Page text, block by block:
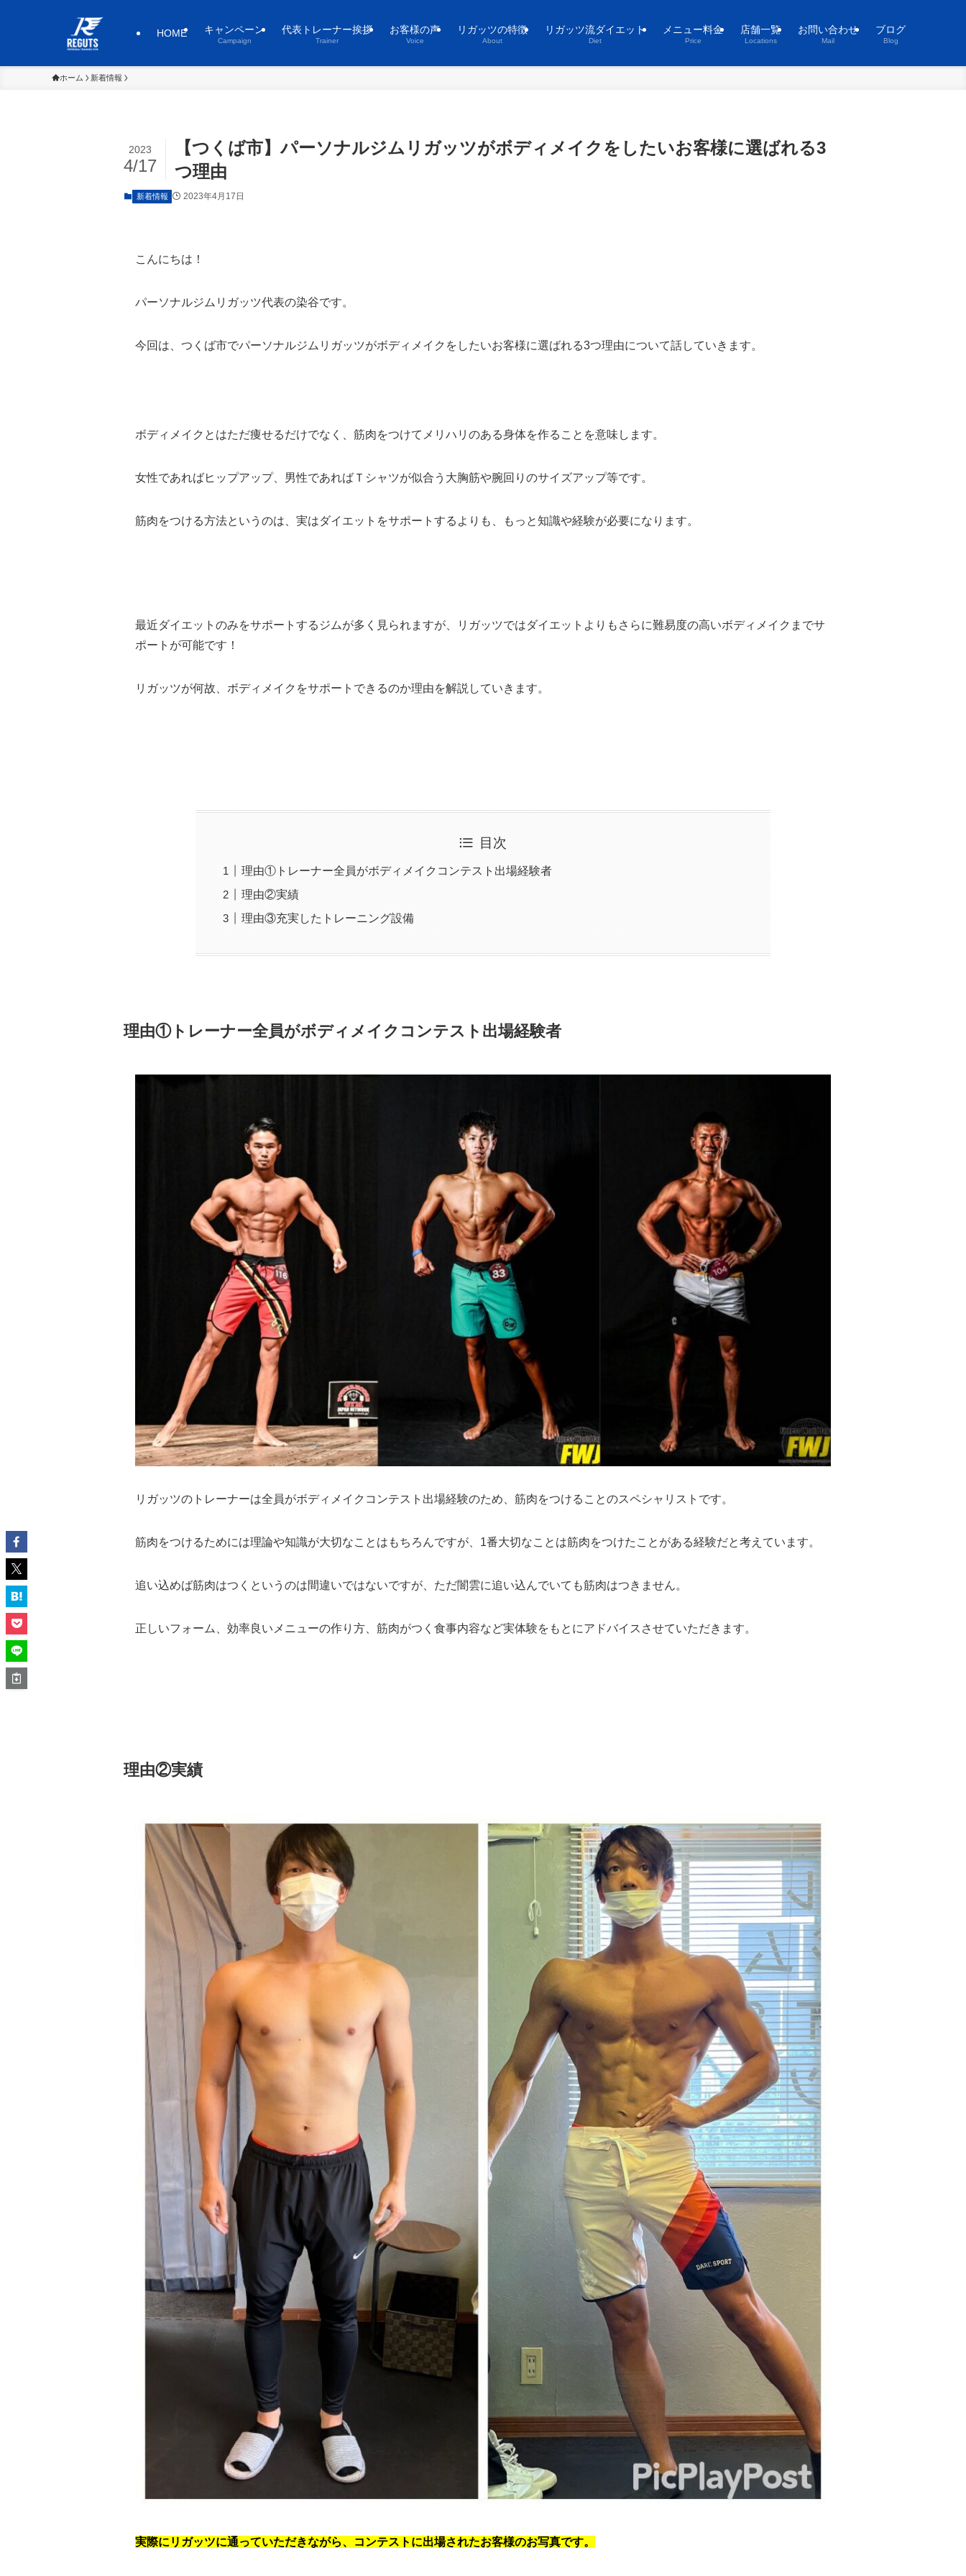
HOME キャンペーン
Campaign
代表トレーナー挨拶
Trainer
お客様の声
Voice
リガッツの特徴
About
リガッツ流ダイエット
Diet
メニュー料金
Price
店舗一覧
Locations
お問い合わせ
Mail
ブログ
Blog
ホーム 新着情報
【つくば市】パーソナルジムリガッツがボディメイクをしたいお客様に選ばれる3
つ理由
2023
4/17
新着情報 2023年4月17日
こんにちは！
パーソナルジムリガッツ代表の染谷です。
今回は、つくば市でパーソナルジムリガッツがボディメイクをしたいお客様に選ばれる3つ理由について話していきます。
ボディメイクとはただ痩せるだけでなく、筋肉をつけてメリハリのある身体を作ることを意味します。
女性であればヒップアップ、男性であればＴシャツが似合う大胸筋や腕回りのサイズアップ等です。
筋肉をつける方法というのは、実はダイエットをサポートするよりも、もっと知識や経験が必要になります。
最近ダイエットのみをサポートするジムが多く見られますが、リガッツではダイエットよりもさらに難易度の高いボディメイクまでサ
ポートが可能です！
リガッツが何故、ボディメイクをサポートできるのか理由を解説していきます。
目次
理由①トレーナー全員がボディメイクコンテスト出場経験者
理由②実績
理由③充実したトレーニング設備
理由①トレーナー全員がボディメイクコンテスト出場経験者
リガッツのトレーナーは全員がボディメイクコンテスト出場経験のため、筋肉をつけることのスペシャリストです。
筋肉をつけるためには理論や知識が大切なことはもちろんですが、1番大切なことは筋肉をつけたことがある経験だと考えています。
追い込めば筋肉はつくというのは間違いではないですが、ただ闇雲に追い込んでいても筋肉はつきません。
正しいフォーム、効率良いメニューの作り方、筋肉がつく食事内容など実体験をもとにアドバイスさせていただきます。
理由②実績
実際にリガッツに通っていただきながら、コンテストに出場されたお客様のお写真です。